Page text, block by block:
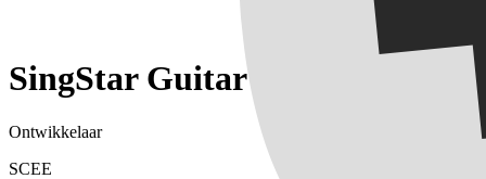
SingStar Guitar
Ontwikkelaar
SCEE